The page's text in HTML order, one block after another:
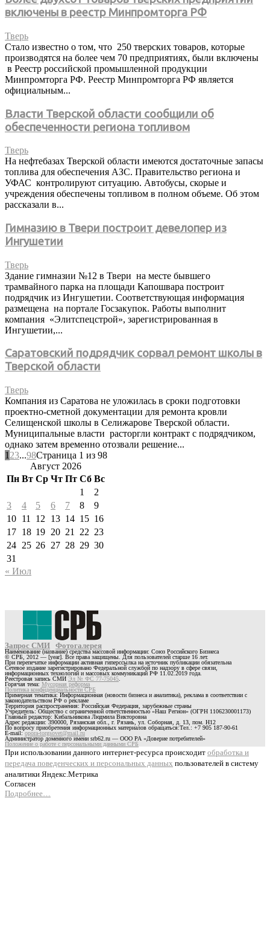
включены в реестр Минпромторга РФ
Тверь
Стало известно о том, что 250 тверских товаров, которые
производятся на более чем 70 предприятиях, были включены
в Реестр российской промышленной продукции
Минпромторга РФ. Реестр Минпромторга РФ является
официальным...
Власти Тверской области сообщили об
обеспеченности региона топливом
Тверь
На нефтебазах Тверской области имеются достаточные запасы
топлива для обеспечения АЗС. Правительство региона и
УФАС контролируют ситуацию. Автобусы, скорые и
учреждения обеспечены топливом в полном объеме. Об этом
рассказали в...
Гимназию в Твери построит девелопер из
Ингушетии
Тверь
Здание гимназии №12 в Твери на месте бывшего
трамвайного парка на площади Капошвара построит
подрядчик из Ингушетии. Соответствующая информация
размещена на портале Госзакупок. Работы выполнит
компания «Элитспецстрой», зарегистрированная в
Ингушетии,...
Саратовский подрядчик сорвал ремонт школы в
Тверской области
Тверь
Компания из Саратова не уложилась в сроки подготовки
проектно‑сметной документации для ремонта кровли
Селищенской школы в Селижарове Тверской области.
Муниципальные власти расторгли контракт с подрядчиком,
однако затем временно отозвали решение...
1 23...98Страница 1 из 98
Август 2026
Пн Вт Ср Чт Пт Сб Вс
1
2
3
4 5 6 7 8
9
10 11 12 13 14 15 16
17 18 19 20 21 22 23
24 25 26 27 28 29 30
31
« Июл
Запрос СМИ Фотогалерея
Наименование (название) средства массовой информации: Союз Российского Бизнеса
© СРБ, 2012 — [year]. Все права защищены. Для пользователей старше 16 лет.
При перепечатке информации активная гиперссылка на источник публикации обязательна
Сетевое издание зарегистрировано Федеральной службой по надзору в сфере связи,
информационных технологий и массовых коммуникаций РФ 11.02.2019 года.
Реестровая запись СМИ Эл № ФС 77-75045
Горячая тема: Мусорная реформа
Политика конфиденциальности СРБ
Примерная тематика: Информационная (новости бизнеса и аналитика), реклама в соответствии с
законодательством РФ о рекламе
Территория распространения: Российская Федерация, зарубежные страны
Учредитель: Общество с ограниченной ответственностью «Наш Регион» (ОГРН 1106230001173)
Главный редактор: Кибальникова Людмила Викторовна
Адрес редакции: 390000, Рязанская обл., г. Рязань, ул. Соборная, д. 13, пом. Н12
По вопросу приобретения информационных материалов обращаться:Тел.: +7 905 187-90-61
E-mail:opora-torgsovet@mail.ru
Администратор доменного имени srb62.ru — ООО РА «Доверие потребителей»
Положение о работе с персональными данными СРБ
При использовании данного интернет-ресурса происходит обработка и
передача поведенческих и персональных данных пользователей в систему
аналитики Яндекс.Метрика
Согласен
Подробнее…